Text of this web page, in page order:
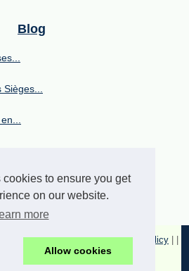
to ensure you get
on our website.
more
Allow cookies
Blog
|Plan site internet|Cookies Policy
vBulletin®Version 5.7.0